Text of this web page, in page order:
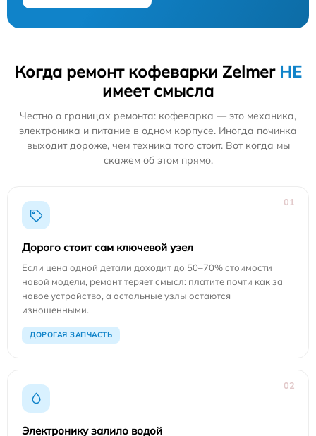
Когда ремонт кофеварки Zelmer НЕ
имеет смысла
Честно о границах ремонта: кофеварка — это механика,
электроника и питание в одном корпусе. Иногда починка
выходит дороже, чем техника того стоит. Вот когда мы
скажем об этом прямо.
01
Дорого стоит сам ключевой узел
Если цена одной детали доходит до 50–70% стоимости
новой модели, ремонт теряет смысл: платите почти как за
новое устройство, а остальные узлы остаются
изношенными.
ДОРОГАЯ ЗАПЧАСТЬ
02
Электронику залило водой